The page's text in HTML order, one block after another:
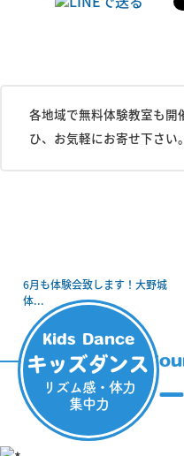
各地域で無料体験教室も開
ひ、お気軽にお寄せ下さい。
6月も体験会致します！大野城
体...
スク
Kids Dance
キッズダンス
リズム感・体力
集中力